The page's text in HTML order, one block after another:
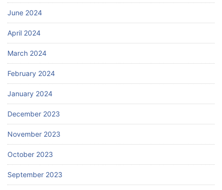
June 2024
April 2024
March 2024
February 2024
January 2024
December 2023
November 2023
October 2023
September 2023